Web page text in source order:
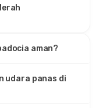
aman?
udara panas di